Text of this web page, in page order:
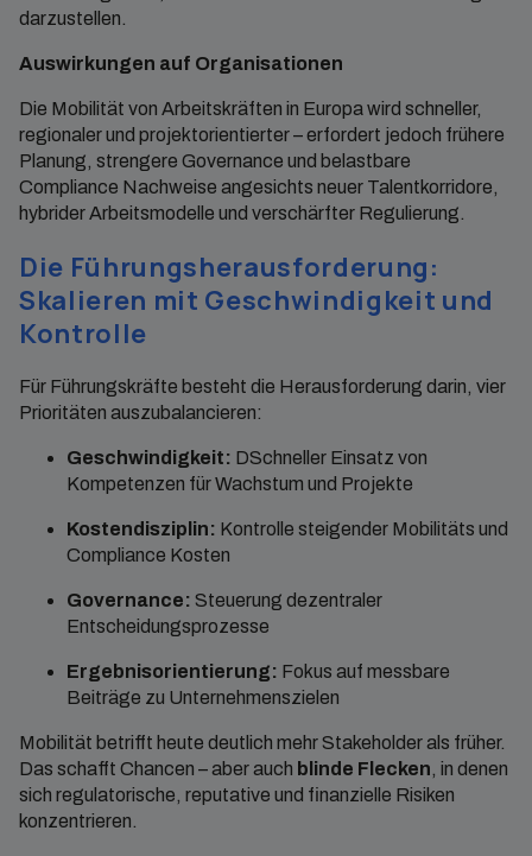
darzustellen.
Auswirkungen auf Organisationen
Die Mobilität von Arbeitskräften in Europa wird schneller,
regionaler und projektorientierter – erfordert jedoch frühere
Planung, strengere Governance und belastbare
Compliance Nachweise angesichts neuer Talentkorridore,
hybrider Arbeitsmodelle und verschärfter Regulierung.
Die Führungsherausforderung:
Skalieren mit Geschwindigkeit und
Kontrolle
Für Führungskräfte besteht die Herausforderung darin, vier
Prioritäten auszubalancieren:
Geschwindigkeit: DSchneller Einsatz von
Kompetenzen für Wachstum und Projekte
Kostendisziplin: Kontrolle steigender Mobilitäts und
Compliance Kosten
Governance: Steuerung dezentraler
Entscheidungsprozesse
Ergebnisorientierung: Fokus auf messbare
Beiträge zu Unternehmenszielen
Mobilität betrifft heute deutlich mehr Stakeholder als früher.
Das schafft Chancen – aber auch blinde Flecken, in denen
sich regulatorische, reputative und finanzielle Risiken
konzentrieren.